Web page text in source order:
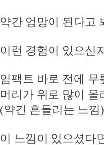
약간 엉망이 된다고
이런 경험이 있으신
임팩트 바로 전에 무
머리가 위로 많이 올
(약간 흔들리는 느낌)
이 느낌이 있으셨다